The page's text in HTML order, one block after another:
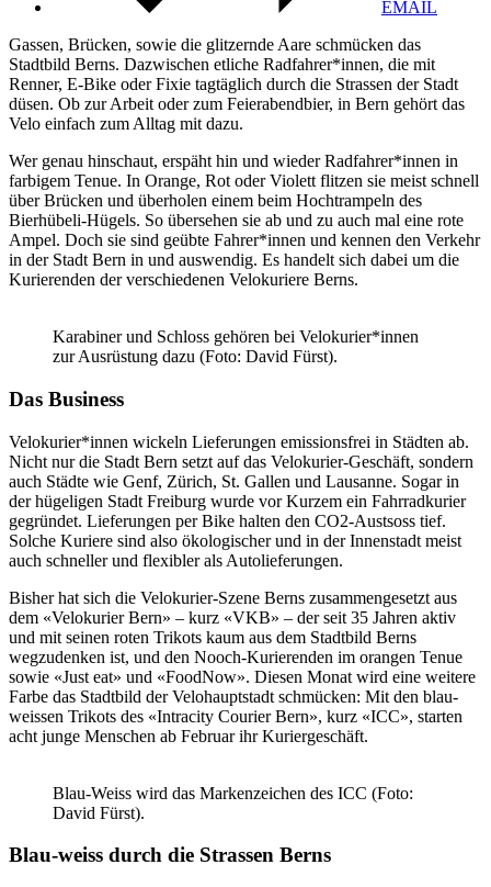
EMAIL
Gassen, Brücken, sowie die glitzernde Aare schmücken das
Stadtbild Berns. Dazwischen etliche Radfahrer*innen, die mit
Renner, E-Bike oder Fixie tagtäglich durch die Strassen der Stadt
düsen. Ob zur Arbeit oder zum Feierabendbier, in Bern gehört das
Velo einfach zum Alltag mit dazu.
Wer genau hinschaut, erspäht hin und wieder Radfahrer*innen in
farbigem Tenue. In Orange, Rot oder Violett flitzen sie meist schnell
über Brücken und überholen einem beim Hochtrampeln des
Bierhübeli-Hügels. So übersehen sie ab und zu auch mal eine rote
Ampel. Doch sie sind geübte Fahrer*innen und kennen den Verkehr
in der Stadt Bern in und auswendig. Es handelt sich dabei um die
Kurierenden der verschiedenen Velokuriere Berns.
Karabiner und Schloss gehören bei Velokurier*innen
zur Ausrüstung dazu (Foto: David Fürst).
Das Business
Velokurier*innen wickeln Lieferungen emissionsfrei in Städten ab.
Nicht nur die Stadt Bern setzt auf das Velokurier-Geschäft, sondern
auch Städte wie Genf, Zürich, St. Gallen und Lausanne. Sogar in
der hügeligen Stadt Freiburg wurde vor Kurzem ein Fahrradkurier
gegründet. Lieferungen per Bike halten den CO2-Austsoss tief.
Solche Kuriere sind also ökologischer und in der Innenstadt meist
auch schneller und flexibler als Autolieferungen.
Bisher hat sich die Velokurier-Szene Berns zusammengesetzt aus
dem «Velokurier Bern» – kurz «VKB» – der seit 35 Jahren aktiv
und mit seinen roten Trikots kaum aus dem Stadtbild Berns
wegzudenken ist, und den Nooch-Kurierenden im orangen Tenue
sowie «Just eat» und «FoodNow». Diesen Monat wird eine weitere
Farbe das Stadtbild der Velohauptstadt schmücken: Mit den blau-
weissen Trikots des «Intracity Courier Bern», kurz «ICC», starten
acht junge Menschen ab Februar ihr Kuriergeschäft.
Blau-Weiss wird das Markenzeichen des ICC (Foto:
David Fürst).
Blau-weiss durch die Strassen Berns